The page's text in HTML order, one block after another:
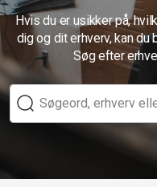
Hvis du er usikker på,
dig og dit erhverv, kan du
Søg efter